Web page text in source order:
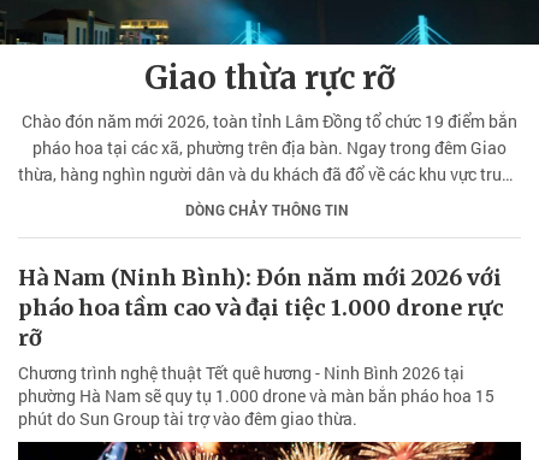
Giao thừa rực rỡ
Chào đón năm mới 2026, toàn tỉnh Lâm Đồng tổ chức 19 điểm bắn
pháo hoa tại các xã, phường trên địa bàn. Ngay trong đêm Giao
thừa, hàng nghìn người dân và du khách đã đổ về các khu vực trung
tâm để chiêm ngưỡng màn trình diễn ánh sáng rực rỡ, cùng nhau
DÒNG CHẢY THÔNG TIN
Hà Nam (Ninh Bình): Đón năm mới 2026 với
pháo hoa tầm cao và đại tiệc 1.000 drone rực
rỡ
Chương trình nghệ thuật Tết quê hương - Ninh Bình 2026 tại
phường Hà Nam sẽ quy tụ 1.000 drone và màn bắn pháo hoa 15
phút do Sun Group tài trợ vào đêm giao thừa.